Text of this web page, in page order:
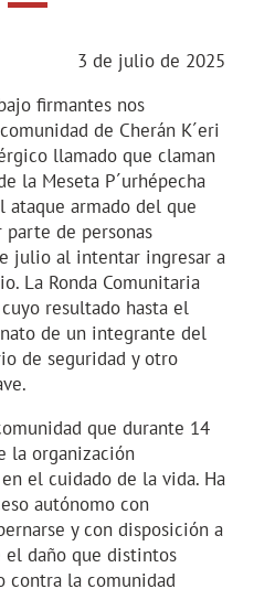
3 de julio de 2025
firmantes nos
de Cherán K´eri
llamado que claman
la Meseta P´urhépecha
ataque armado del que
de personas
julio al intentar ingresar a
La Ronda Comunitaria
resultado hasta el
de un integrante del
de seguridad y otro
que durante 14
la organización
el cuidado de la vida. Ha
autónomo con
y con disposición a
el daño que distintos
contra la comunidad